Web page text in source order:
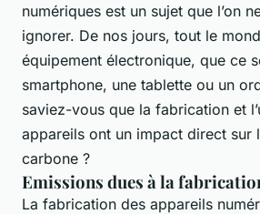
numériques est un sujet que l’on
ignorer. De nos jours, tout le
équipement électronique, que ce
smartphone, une tablette ou un
saviez-vous que la fabrication et
appareils ont un impact direct sur
carbone ?
Emissions dues à la
La fabrication des appareils